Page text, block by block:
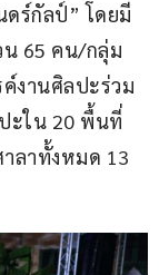
ร์กัลป์” โดยมี
65 คน/กลุ่ม
งานศิลปะร่วม
ะใน 20 พื้นที่
ลาทั้งหมด 13